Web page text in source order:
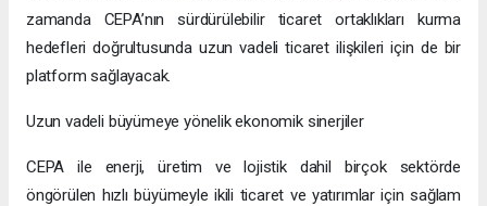
zamanda CEPA’nın sürdürülebilir ticaret ortaklıkları kurma
hedefleri doğrultusunda uzun vadeli ticaret ilişkileri için de bir
platform sağlayacak.
Uzun vadeli büyümeye yönelik ekonomik sinerjiler
CEPA ile enerji, üretim ve lojistik dahil birçok sektörde
öngörülen hızlı büyümeyle ikili ticaret ve yatırımlar için sağlam